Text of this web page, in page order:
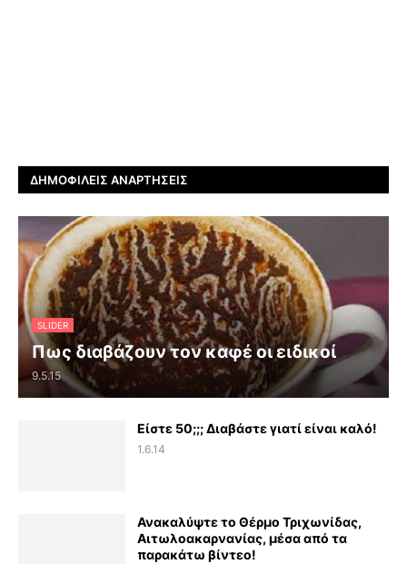
ΔΗΜΟΦΙΛΕΊΣ ΑΝΑΡΤΉΣΕΙΣ
SLIDER
Πως διαβάζουν τον καφέ οι ειδικοί
9.5.15
Είστε 50;;; Διαβάστε γιατί είναι καλό!
1.6.14
Ανακαλύψτε το Θέρμο Τριχωνίδας,
Αιτωλοακαρνανίας, μέσα από τα
παρακάτω βίντεο!